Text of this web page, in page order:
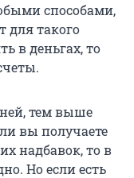
способами,
для такого
в деньгах, то
тем выше
вы получаете
надбавок, то в
Но если есть